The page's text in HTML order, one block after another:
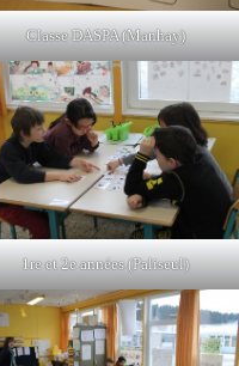
Classe DASPA (Manhay)
1re et 2e années (Paliseul)